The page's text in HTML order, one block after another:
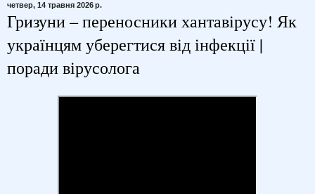
четвер, 14 травня 2026 р.
Гризуни – переносники хантавірусу! Як
українцям уберегтися від інфекції |
поради вірусолога